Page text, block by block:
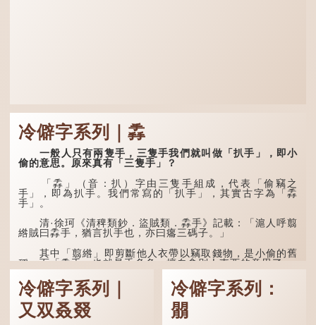
冷僻字系列｜掱
一般人只有兩隻手，三隻手我們就叫做「扒手」，即小
偷的意思。原來真有「三隻手」？
「掱」（音：扒）字由三隻手組成，代表「偷竊之
手」，即為扒手。我們常寫的「扒手」，其實古字為「掱
手」。
清·徐珂《清稗類鈔．盜賊類．掱手》記載：「滬人呼翦
綹賊曰掱手，猶言扒手也，亦曰癟三碼子。」
其中「翦綹」即剪斷他人衣帶以竊取錢物，是小偷的舊
稱。而「掱手」也就是手多多，擅自拿別人東西的意思了...
冷僻字系列｜
又双叒叕
冷僻字系列：
朤